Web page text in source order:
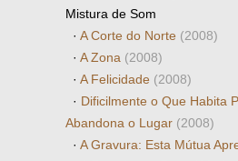
Mistura de Som
· A Corte do Norte (2008)
· A Zona (2008)
· A Felicidade (2008)
· Dificilmente o Que Habita
Abandona o Lugar (2008)
· A Gravura: Esta Mútua